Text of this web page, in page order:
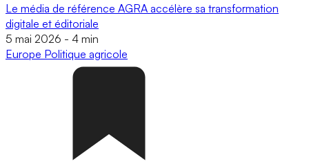
Le média de référence AGRA accélère sa transformation
digitale et éditoriale
5 mai 2026 - 4 min
Europe Politique agricole